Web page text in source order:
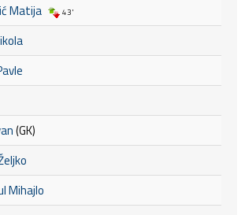
Matija 43'
(GK)
Mihajlo